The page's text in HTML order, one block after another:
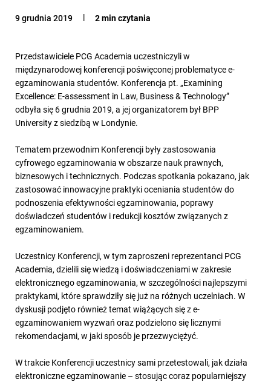
9 grudnia 2019 2 min czytania
Przedstawiciele PCG Academia uczestniczyli w
międzynarodowej konferencji poświęconej problematyce e-
egzaminowania studentów. Konferencja pt. „Examining
Excellence: E-assessment in Law, Business & Technology”
odbyła się 6 grudnia 2019, a jej organizatorem był BPP
University z siedzibą w Londynie.
Tematem przewodnim Konferencji były zastosowania
cyfrowego egzaminowania w obszarze nauk prawnych,
biznesowych i technicznych. Podczas spotkania pokazano, jak
zastosować innowacyjne praktyki oceniania studentów do
podnoszenia efektywności egzaminowania, poprawy
doświadczeń studentów i redukcji kosztów związanych z
egzaminowaniem.
Uczestnicy Konferencji, w tym zaproszeni reprezentanci PCG
Academia, dzielili się wiedzą i doświadczeniami w zakresie
elektronicznego egzaminowania, w szczególności najlepszymi
praktykami, które sprawdziły się już na różnych uczelniach. W
dyskusji podjęto również temat wiążących się z e-
egzaminowaniem wyzwań oraz podzielono się licznymi
rekomendacjami, w jaki sposób je przezwyciężyć.
W trakcie Konferencji uczestnicy sami przetestowali, jak działa
elektroniczne egzaminowanie – stosując coraz popularniejszy